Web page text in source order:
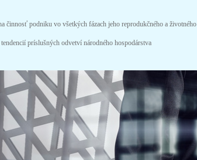
činnosť podniku vo všetkých fázach jeho reprodukčného a životného
príslušných odvetví národného hospodárstva